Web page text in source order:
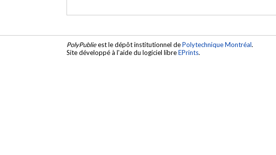
PolyPublieest le dépôt institutionnel dePolytechnique Montréal.
Site développé à l'aide du logiciel libreEPrints.